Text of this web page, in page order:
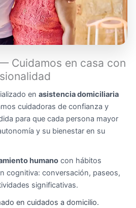
Cuidamos en casa con
en asistencia domiciliaria
cuidadoras de confianza y
para que cada persona mayor
y su bienestar en su
humano con hábitos
cognitiva: conversación, paseos,
significativas.
en cuidados a domicilio.